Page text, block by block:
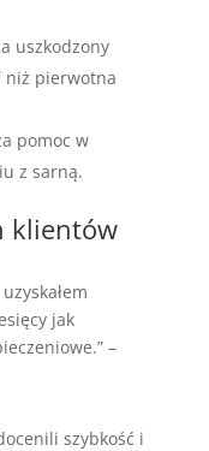
uszkodzony
niż pierwotna
pomoc w
z sarną.
klientów
jak
–
szybkość i